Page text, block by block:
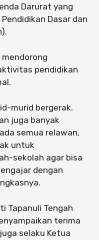
Darurat yang
Dasar dan
pendidikan
murid bergerak.
juga banyak
semua relawan,
untuk
sekolah agar bisa
dengan
Tapanuli Tengah
terima
selaku Ketua